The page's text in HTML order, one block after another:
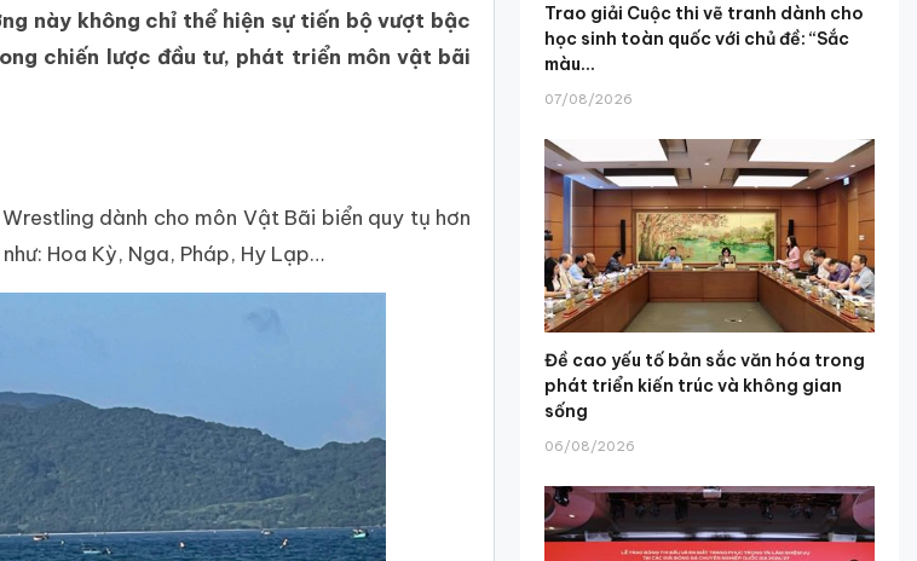
này không chỉ thể hiện sự tiến bộ vượt bậc
chiến lược đầu tư, phát triển môn vật bãi
dành cho môn Vật Bãi biển quy tụ hơn
Hoa Kỳ, Nga, Pháp, Hy Lạp…
Trao giải Cuộc thi vẽ tranh dành cho
học sinh toàn quốc với chủ đề: “Sắc
màu...
07/08/2026
Đề cao yếu tố bản sắc văn hóa trong
phát triển kiến trúc và không gian
sống
06/08/2026